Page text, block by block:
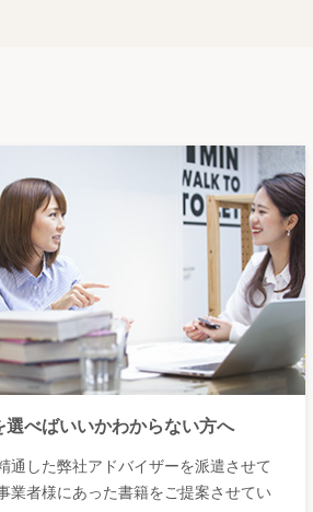
選べばいいかわからない方へ
通した弊社アドバイザーを派遣させて
業者様にあった書籍をご提案させてい